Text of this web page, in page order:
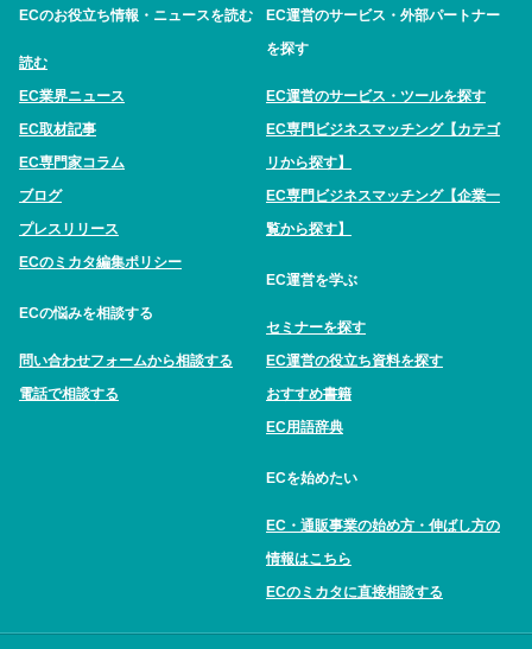
ECのお役立ち情報・ニュースを読む
読む
EC業界ニュース
EC取材記事
EC専門家コラム
ブログ
プレスリリース
ECのミカタ編集ポリシー
ECの悩みを相談する
問い合わせフォームから相談する
電話で相談する
EC運営のサービス・外部パートナー
を探す
EC運営のサービス・ツールを探す
EC専門ビジネスマッチング【カテゴ
リから探す】
EC専門ビジネスマッチング【企業一
覧から探す】
EC運営を学ぶ
セミナーを探す
EC運営の役立ち資料を探す
おすすめ書籍
EC用語辞典
ECを始めたい
EC・通販事業の始め方・伸ばし方の
情報はこちら
ECのミカタに直接相談する